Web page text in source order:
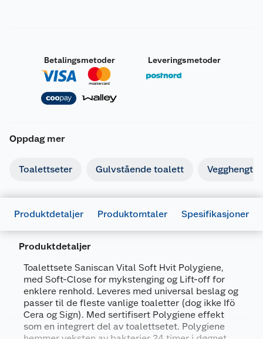
Betalingsmetoder Leveringsmetoder
Oppdag mer
Toalettseter Gulvstående toalett Vegghengt
Produktdetaljer Produktomtaler Spesifikasjoner
Produktdetaljer
Toalettsete Saniscan Vital Soft Hvit Polygiene,
med Soft-Close for mykstenging og Lift-off for
enklere renhold. Leveres med universal beslag og
passer til de fleste vanlige toaletter (dog ikke Ifö
Cera og Sign). Med sertifisert Polygiene effekt
som en integrert del av toalettsetet. Polygiene
Generelt
Artikkelnummer
5708590315713
Leverandørens
artikkelnummer
S706010-
BS23999